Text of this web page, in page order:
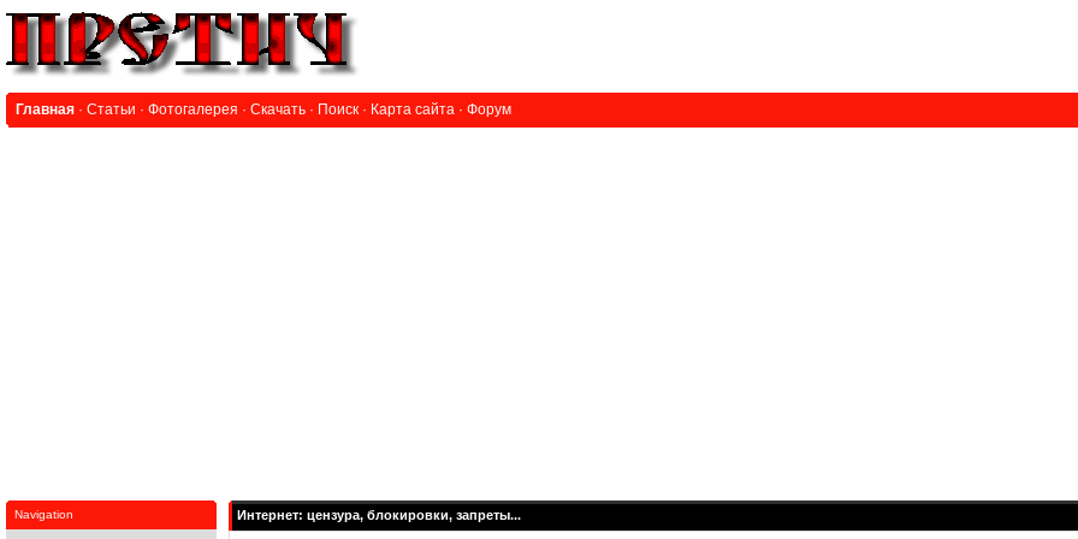
Главная · Статьи · Фотогалерея · Скачать · Поиск · Карта сайта · Форум
Navigation Интернет: цензура, блокировки, запреты...